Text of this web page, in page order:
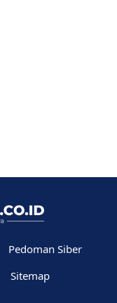
Pedoman Siber
Sitemap